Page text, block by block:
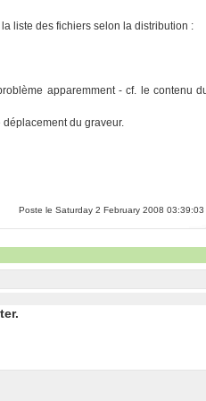
liste des fichiers selon la distribution :
apparemment - cf. le contenu
du graveur.
Poste le Saturday 2 February 2008 03:39:03